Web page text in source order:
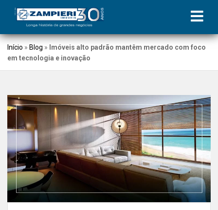
Início » Blog » Imóveis alto padrão mantêm mercado com foco
em tecnologia e inovação